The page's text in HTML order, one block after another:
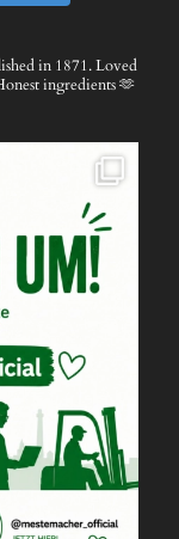
in 1871.Loved
ingredients 🫶